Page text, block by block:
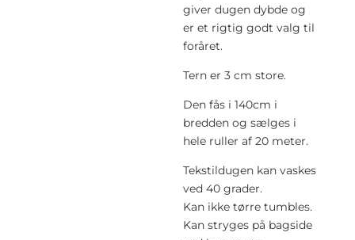
giver dugen dybde og
er et rigtig godt valg til
foråret.
Tern er 3 cm store.
Den fås i 140cm i
bredden og sælges i
hele ruller af 20 meter.
Tekstildugen kan vaskes
ved 40 grader.
Kan ikke tørre tumbles.
Kan stryges på bagside